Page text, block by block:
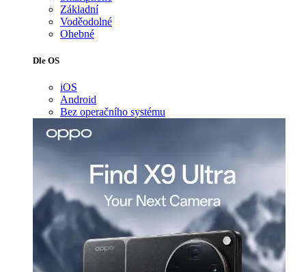
Základní
Voděodolné
Ohebné
Dle OS
iOS
Android
Bez operačního systému